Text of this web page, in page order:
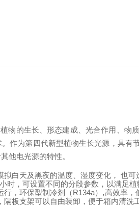
物的生长、形态建成、光合作用、物
作为第四代新型植物生长光源，具
他电光源的特性。
白天及黑夜的温度、湿度变化， 也可
小时，可设置不同的分段参数，以满足植
行，环保型制冷剂 （R134a） ,高效率，
板支架可以自由装卸，便于箱内清洗